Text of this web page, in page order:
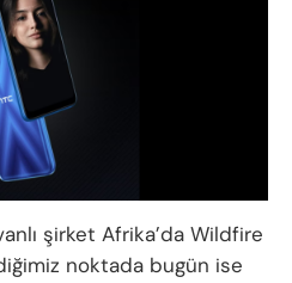
şirket Afrika’da Wildfire
noktada bugün ise